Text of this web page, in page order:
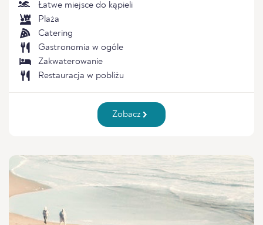
Łatwe miejsce do kąpieli
Plaża
Catering
Gastronomia w ogóle
Zakwaterowanie
Restauracja w pobliżu
Zobacz